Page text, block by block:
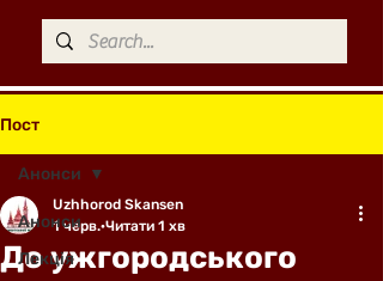
Пост
Анонси
Лекція
Анонси
До ужгородського
Uzhhorod Skansen
1 черв. Читати 1 хв